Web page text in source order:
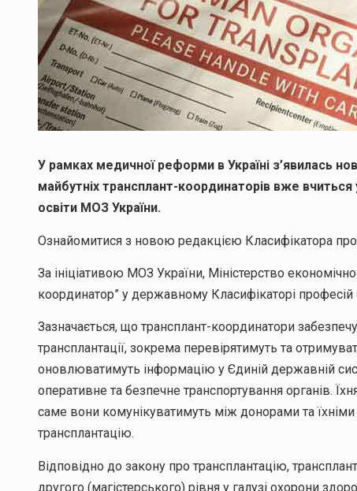
У рамках медичної реформи в Україні з’явилась
майбутніх трансплант-координаторів вже вчиться
освіти МОЗ України.
Ознайомитися з новою редакцією Класифікатора
За ініціативою МОЗ України, Міністерство
координатор” у державному Класифікаторі
Зазначається, що трансплант-координатори
трансплантації, зокрема перевірятимуть та
оновлюватимуть інформацію у Єдиній державній
оперативне та безпечне транспортування органів.
саме вони комунікуватимуть між донорами та
трансплантацію.
Відповідно до закону про трансплантацію,
другого (магістерського) рівня у галузі охорони